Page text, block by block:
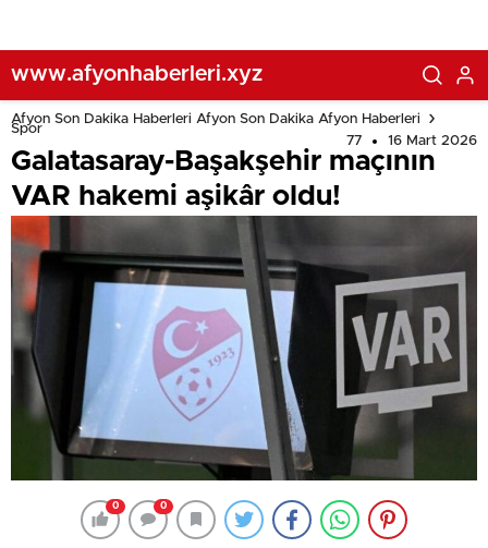
www.afyonhaberleri.xyz
Afyon Son Dakika Haberleri Afyon Son Dakika Afyon Haberleri
Spor
77
16 Mart 2026
Galatasaray-Başakşehir maçının
VAR hakemi aşikâr oldu!
0 0